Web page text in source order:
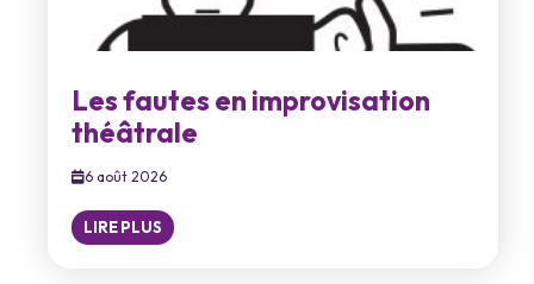
Les fautes en improvisation
théâtrale
6 août 2026
LIRE PLUS